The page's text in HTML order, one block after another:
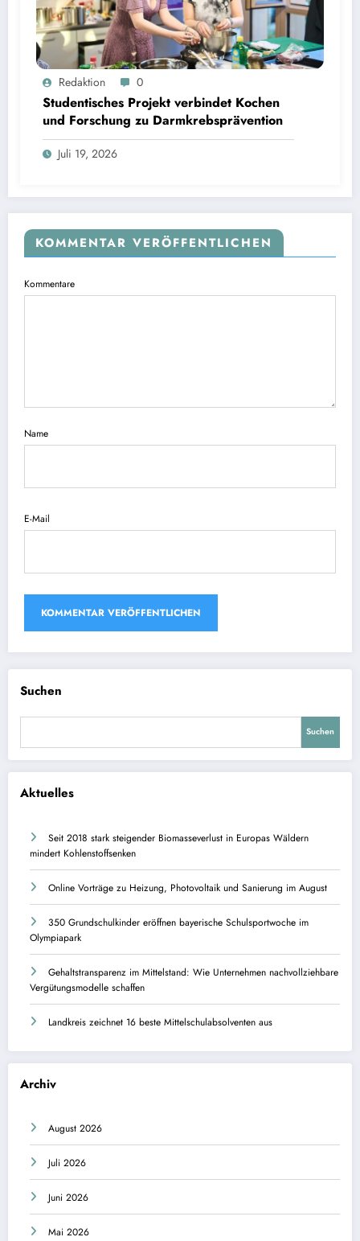
Fabian Vogl / TUM
Redaktion 0
Studentisches Projekt verbindet Kochen
und Forschung zu Darmkrebsprävention
Juli 19, 2026
KOMMENTAR VERÖFFENTLICHEN
Kommentare
Name
E-Mail
Suchen
Suchen
Aktuelles
Seit 2018 stark steigender Biomasseverlust in Europas Wäldern
mindert Kohlenstoffsenken
Online Vorträge zu Heizung, Photovoltaik und Sanierung im August
350 Grundschulkinder eröffnen bayerische Schulsportwoche im
Olympiapark
Gehaltstransparenz im Mittelstand: Wie Unternehmen nachvollziehbare
Vergütungsmodelle schaffen
Landkreis zeichnet 16 beste Mittelschulabsolventen aus
Archiv
August 2026
Juli 2026
Juni 2026
Mai 2026